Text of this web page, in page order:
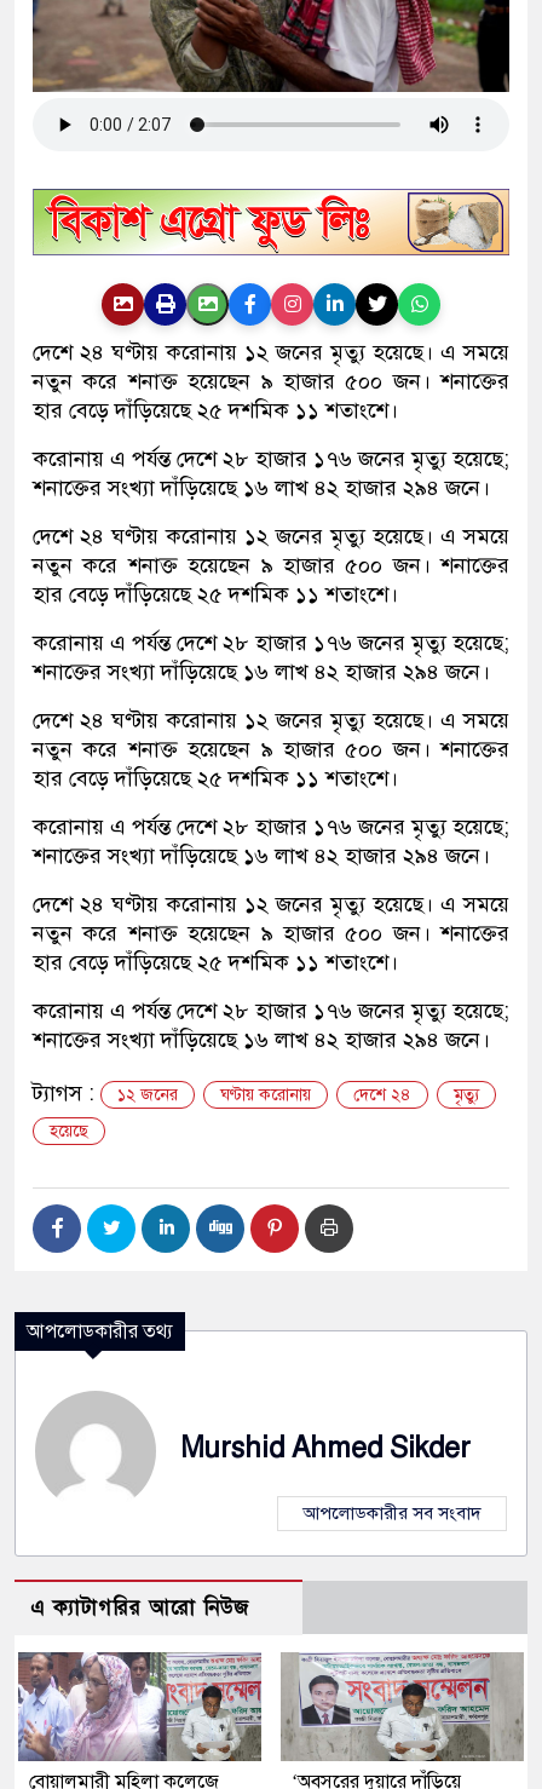
দেশে ২৪ ঘণ্টায় করোনায় ১২ জনের মৃত্যু হয়েছে। এ সময়ে
নতুন করে শনাক্ত হয়েছেন ৯ হাজার ৫০০ জন। শনাক্তের
হার বেড়ে দাঁড়িয়েছে ২৫ দশমিক ১১ শতাংশে।
করোনায় এ পর্যন্ত দেশে ২৮ হাজার ১৭৬ জনের মৃত্যু হয়েছে;
শনাক্তের সংখ্যা দাঁড়িয়েছে ১৬ লাখ ৪২ হাজার ২৯৪ জনে।
দেশে ২৪ ঘণ্টায় করোনায় ১২ জনের মৃত্যু হয়েছে। এ সময়ে
নতুন করে শনাক্ত হয়েছেন ৯ হাজার ৫০০ জন। শনাক্তের
হার বেড়ে দাঁড়িয়েছে ২৫ দশমিক ১১ শতাংশে।
করোনায় এ পর্যন্ত দেশে ২৮ হাজার ১৭৬ জনের মৃত্যু হয়েছে;
শনাক্তের সংখ্যা দাঁড়িয়েছে ১৬ লাখ ৪২ হাজার ২৯৪ জনে।
দেশে ২৪ ঘণ্টায় করোনায় ১২ জনের মৃত্যু হয়েছে। এ সময়ে
নতুন করে শনাক্ত হয়েছেন ৯ হাজার ৫০০ জন। শনাক্তের
হার বেড়ে দাঁড়িয়েছে ২৫ দশমিক ১১ শতাংশে।
করোনায় এ পর্যন্ত দেশে ২৮ হাজার ১৭৬ জনের মৃত্যু হয়েছে;
শনাক্তের সংখ্যা দাঁড়িয়েছে ১৬ লাখ ৪২ হাজার ২৯৪ জনে।
দেশে ২৪ ঘণ্টায় করোনায় ১২ জনের মৃত্যু হয়েছে। এ সময়ে
নতুন করে শনাক্ত হয়েছেন ৯ হাজার ৫০০ জন। শনাক্তের
হার বেড়ে দাঁড়িয়েছে ২৫ দশমিক ১১ শতাংশে।
করোনায় এ পর্যন্ত দেশে ২৮ হাজার ১৭৬ জনের মৃত্যু হয়েছে;
শনাক্তের সংখ্যা দাঁড়িয়েছে ১৬ লাখ ৪২ হাজার ২৯৪ জনে।
ট্যাগস :
১২ জনের ঘণ্টায় করোনায় দেশে ২৪
মৃত্যু
হয়েছে
আপলোডকারীর তথ্য
Murshid Ahmed Sikder
আপলোডকারীর সব সংবাদ
এ ক্যাটাগরির আরো নিউজ
বোয়ালমারী মহিলা কলেজে ‘অবসরের দুয়ারে দাঁড়িয়ে